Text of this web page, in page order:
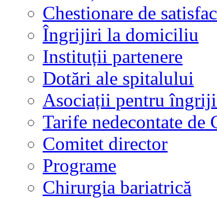
Chestionare de
Îngrijiri la domiciliu
Instituții partenere
Dotări ale spitalului
Asociații pentru
Tarife nedecontate de
Comitet director
Programe
Chirurgia bariatrică